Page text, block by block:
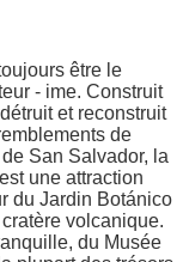
être le
- ime. Construit
et reconstruit
de
San Salvador, la
une attraction
du Jardin Botánico
volcanique.
du Musée